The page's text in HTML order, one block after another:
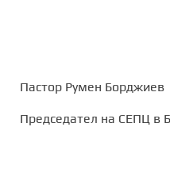
Пастор Румен Борджиев
Председател на СЕПЦ в